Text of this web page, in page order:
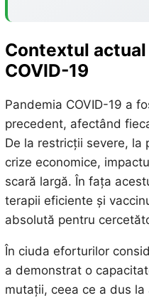
Contextul
COVID-19
Pandemia COVID-19 a
precedent, afectând
De la restricții severe, la
crize economice,
scară largă. În fața
terapii eficiente și
absolută pentru
În ciuda eforturilor
a demonstrat o
mutații, ceea ce a dus